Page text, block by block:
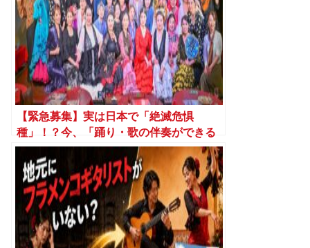
【緊急募集】実は日本で「絶滅危惧
種」！？今、「踊り・歌の伴奏ができる
ギタリスト」が圧倒的に足りていませ
ん！！